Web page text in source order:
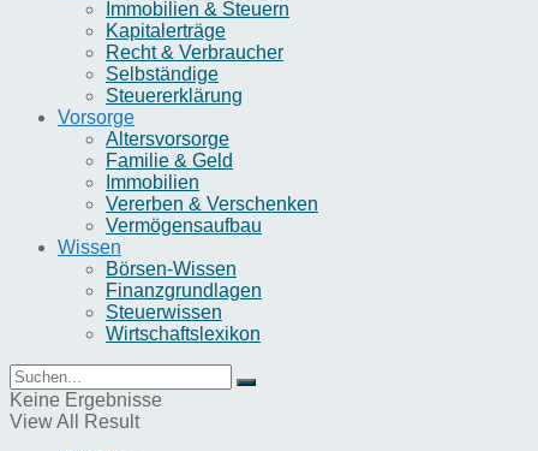
Immobilien & Steuern
Kapitalerträge
Recht & Verbraucher
Selbständige
Steuererklärung
Vorsorge
Altersvorsorge
Familie & Geld
Immobilien
Vererben & Verschenken
Vermögensaufbau
Wissen
Börsen-Wissen
Finanzgrundlagen
Steuerwissen
Wirtschaftslexikon
Keine Ergebnisse
View All Result